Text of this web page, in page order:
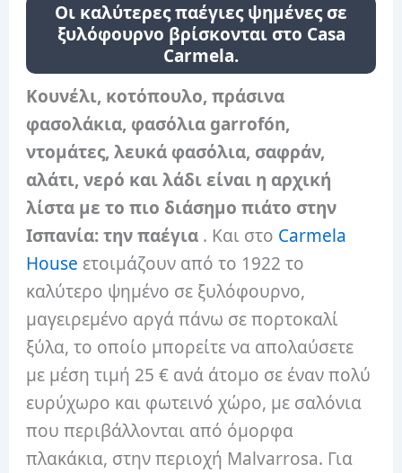
Οι καλύτερες παέγιες ψημένες σε
ξυλόφουρνο βρίσκονται στο Casa
Carmela.
Κουνέλι, κοτόπουλο, πράσινα
φασολάκια, φασόλια garrofón,
ντομάτες, λευκά φασόλια, σαφράν,
αλάτι, νερό και λάδι είναι η αρχική
λίστα με το πιο διάσημο πιάτο στην
Ισπανία: την παέγια . Και στο Carmela
House ετοιμάζουν από το 1922 το
καλύτερο ψημένο σε ξυλόφουρνο,
μαγειρεμένο αργά πάνω σε πορτοκαλί
ξύλα, το οποίο μπορείτε να απολαύσετε
με μέση τιμή 25 € ανά άτομο σε έναν πολύ
ευρύχωρο και φωτεινό χώρο, με σαλόνια
που περιβάλλονται από όμορφα
πλακάκια, στην περιοχή Malvarrosa. Για